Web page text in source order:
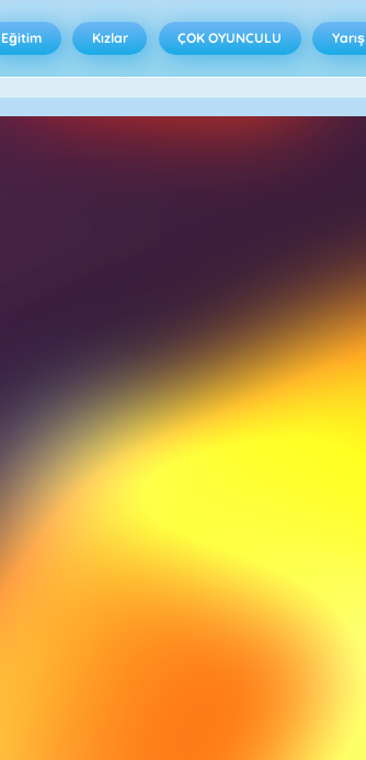
Eğitim Kızlar ÇOK OYUNCULU Yarış